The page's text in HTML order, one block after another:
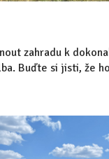
zahradu k
Buďte si jisti, že